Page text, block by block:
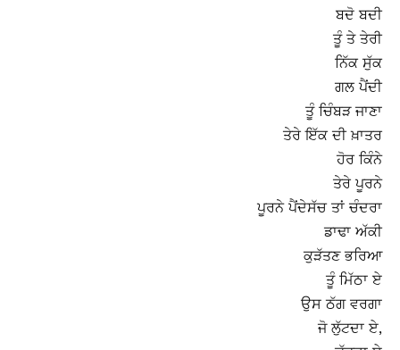
ਬਦੋ ਬਦੀ
ਤੂੰ ਤੇ ਤੇਰੀ
ਨਿੱਕ ਸੁੱਕ
ਗਲ ਪੈਂਦੀ
ਤੂੰ ਚਿੰਬੜ ਜਾਣਾ
ਤੇਰੇ ਇੱਕ ਦੀ ਖ਼ਾਤਰ
ਹੋਰ ਕਿੰਨੇ
ਤੇਰੇ ਪੂਰਨੇ
ਪੂਰਨੇ ਪੈਂਦੇਸੱਚ ਤਾਂ ਚੰਦਰਾ
ਡਾਢਾ ਅੱਕੀ
ਕੁੜੱਤਣ ਭਰਿਆ
ਤੂੰ ਮਿੱਠਾ ਏ
ਉਸ ਠੱਗ ਵਰਗਾ
ਜੋ ਲੁੱਟਦਾ ਏ,